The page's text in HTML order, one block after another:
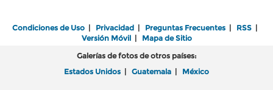
Condiciones de Uso | Privacidad | Preguntas Frecuentes | RSS |
Versión Móvil| Mapa de Sitio
Galerías de fotos de otros países:
Estados Unidos | Guatemala | México